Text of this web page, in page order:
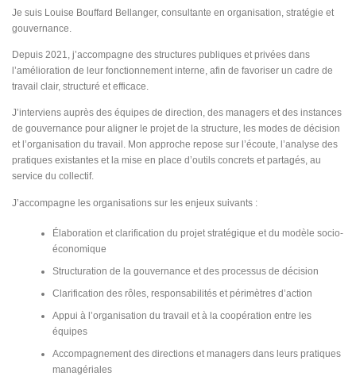
Je suis Louise Bouffard Bellanger, consultante en organisation, stratégie et
gouvernance.
Depuis 2021, j’accompagne des structures publiques et privées dans
l’amélioration de leur fonctionnement interne, afin de favoriser un cadre de
travail clair, structuré et efficace.
J’interviens auprès des équipes de direction, des managers et des instances
de gouvernance pour aligner le projet de la structure, les modes de décision
et l’organisation du travail. Mon approche repose sur l’écoute, l’analyse des
pratiques existantes et la mise en place d’outils concrets et partagés, au
service du collectif.
J’accompagne les organisations sur les enjeux suivants :
Élaboration et clarification du projet stratégique et du modèle socio-
économique
Structuration de la gouvernance et des processus de décision
Clarification des rôles, responsabilités et périmètres d’action
Appui à l’organisation du travail et à la coopération entre les
équipes
Accompagnement des directions et managers dans leurs pratiques
managériales